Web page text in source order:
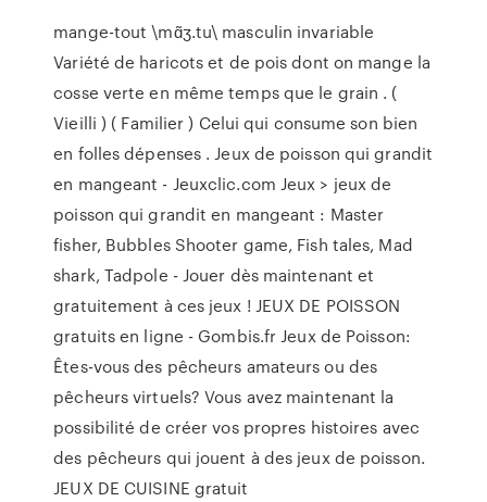
mange-tout \mɑ̃ʒ.tu\ masculin invariable
Variété de haricots et de pois dont on mange la
cosse verte en même temps que le grain . (
Vieilli ) ( Familier ) Celui qui consume son bien
en folles dépenses . Jeux de poisson qui grandit
en mangeant - Jeuxclic.com Jeux > jeux de
poisson qui grandit en mangeant : Master
fisher, Bubbles Shooter game, Fish tales, Mad
shark, Tadpole - Jouer dès maintenant et
gratuitement à ces jeux ! JEUX DE POISSON
gratuits en ligne - Gombis.fr Jeux de Poisson:
Êtes-vous des pêcheurs amateurs ou des
pêcheurs virtuels? Vous avez maintenant la
possibilité de créer vos propres histoires avec
des pêcheurs qui jouent à des jeux de poisson.
JEUX DE CUISINE gratuit